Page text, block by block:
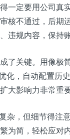
一定要用公司真
核不通过，后期
违规内容，保持
了关键。用像极
化，自动配置历
大影响力非常重要
杂，但细节得注
为简，轻松应对